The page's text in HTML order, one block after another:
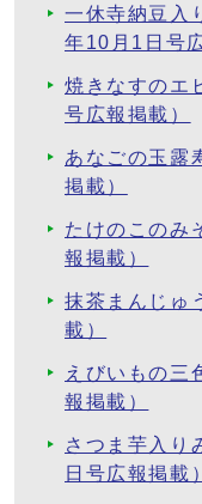
一休寺納豆入
年10月1日号
焼きなすのエ
号広報掲載）
あなごの玉露
掲載）
たけのこのみ
報掲載）
抹茶まんじゅ
載）
えびいもの三
報掲載）
さつま芋入り
日号広報掲載）